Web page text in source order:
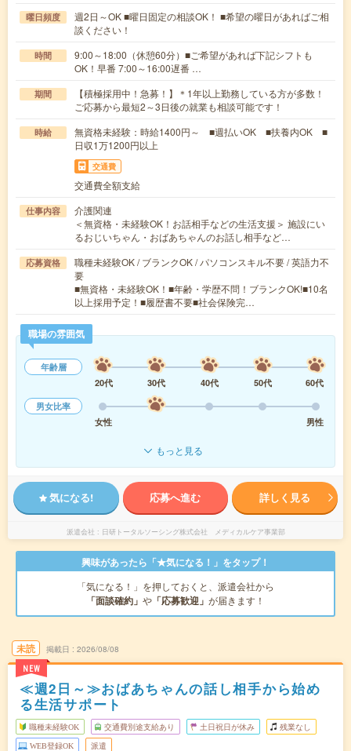
曜日頻度
週2日～OK ■曜日固定の相談OK！ ■希望の曜日があればご相
談ください！
時間
9:00～18:00（休憩60分）■ご希望があれば下記シフトも
OK！早番 7:00～16:00遅番 …
期間
【積極採用中！急募！】＊1年以上勤務している方が多数！
ご応募から最短2～3日後の就業も相談可能です！
時給
無資格未経験：時給1400円～ ■週払いOK ■扶養内OK ■
日収1万1200円以上
交通費
交通費全額支給
仕事内容
介護関連
＜無資格・未経験OK！お話相手などの生活支援＞ 施設にい
るおじいちゃん・おばあちゃんのお話し相手など…
応募資格
職種未経験OK / ブランクOK / パソコンスキル不要 / 英語力不
要
■無資格・未経験OK！■年齢・学歴不問！ブランクOK!■10名
以上採用予定！■履歴書不要■社会保険完…
職場の雰囲気
年齢層
20代
30代 40代 50代
60代
男女比率
女性
男性
もっと見る
気になる! 応募へ進む 詳しく見る
派遣会社 日研トータルソーシング株式会社 メディカルケア事業部
興味があったら「★気になる！」をタップ！
「気になる！」を押しておくと、派遣会社から
「面談確約」 や 「応募歓迎」 が届きます！
未読
NEW
掲載日 2026/08/08
≪週2日～≫おばあちゃんの話し相手から始め
る生活サポート
職種未経験OK 交通費別途支給あり 土日祝日が休み 残業なし
WEB登録OK 派遣